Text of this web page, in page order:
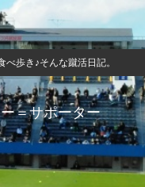
歩き♪そんな蹴活日記。
＝サポーター